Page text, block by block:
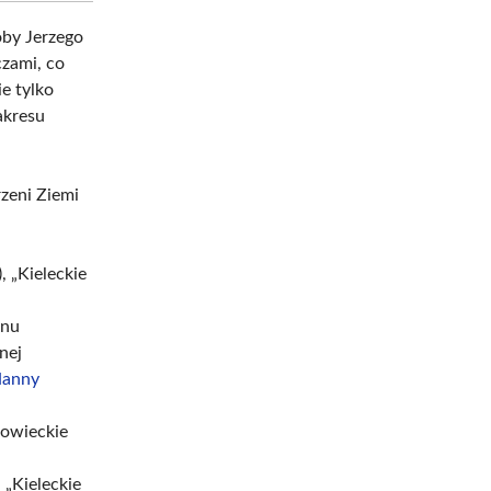
Jerzego
co
tylko
Ziemi
„Kieleckie